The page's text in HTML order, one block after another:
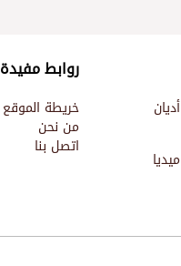
أديان
ميديا
روابط مفيدة
خريطة الموقع
من نحن
اتصل بنا